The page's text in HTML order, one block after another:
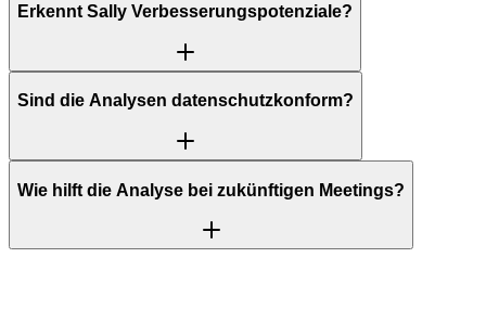
Erkennt Sally Verbesserungspotenziale?
Sind die Analysen datenschutzkonform?
Wie hilft die Analyse bei zukünftigen Meetings?